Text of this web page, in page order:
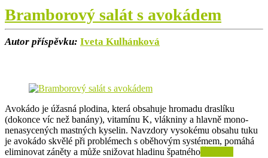
Bramborový salát s avokádem
Autor příspěvku: Iveta Kulhánková
Avokádo je úžasná plodina, která obsahuje hromadu draslíku
(dokonce víc než banány), vitamínu K, vlákniny a hlavně mono-
nenasycených mastných kyselin. Navzdory vysokému obsahu tuku
je avokádo skvělé při problémech s oběhovým systémem, pomáhá
eliminovat záněty a může snižovat hladinu špatného